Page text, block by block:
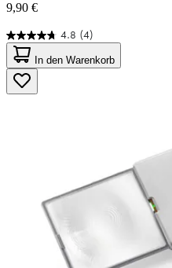
9,90 €
4.8 (4)
4.8
von
5
Sternen.
4
In den Warenkorb